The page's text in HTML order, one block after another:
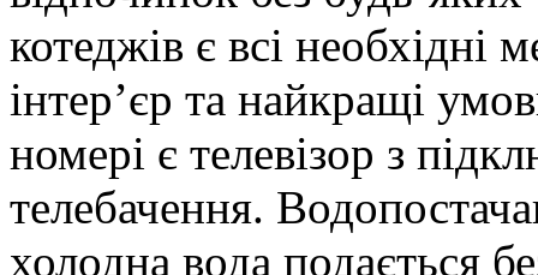
котеджів є всі необхідні
інтер’єр та найкращі
номері є телевізор з
телебачення.
холодна вода подається